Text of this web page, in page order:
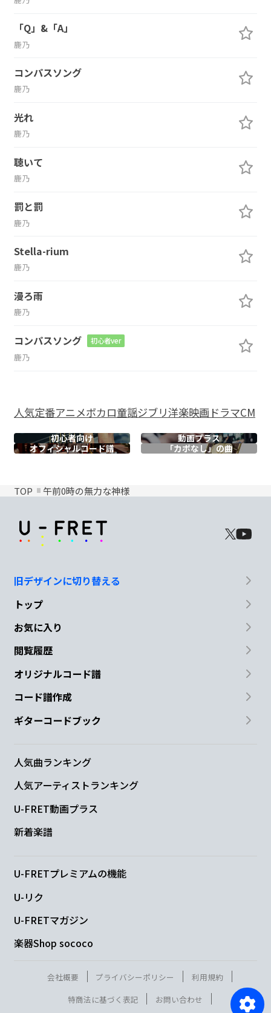
「Q」&「A」
鹿乃
コンパスソング
鹿乃
光れ
鹿乃
聴いて
鹿乃
罰と罰
鹿乃
Stella-rium
鹿乃
漫ろ雨
鹿乃
コンパスソング 初心者ver
鹿乃
人気定番アニメボカロ童謡ジブリ洋楽映画ドラマCM
初心者向け
動画プラス
オフィシャルコード譜 「カポなし」の曲
TOP 午前0時の無力な神様
旧デザインに切り替える
トップ
お気に入り
閲覧履歴
オリジナルコード譜
コード譜作成
ギターコードブック
人気曲ランキング
人気アーティストランキング
U-FRET動画プラス
新着楽譜
U-FRETプレミアムの機能
U-リク
U-FRETマガジン
楽器Shop sococo
会社概要 プライバシーポリシー
利用規約
特商法に基づく表記
お問い合わせ